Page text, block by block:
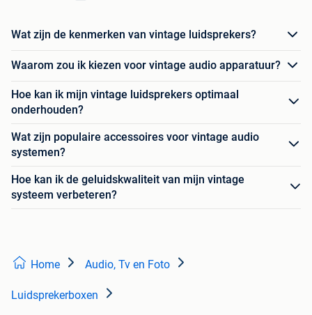
Wat zijn de kenmerken van vintage luidsprekers?
Waarom zou ik kiezen voor vintage audio apparatuur?
Hoe kan ik mijn vintage luidsprekers optimaal
onderhouden?
Wat zijn populaire accessoires voor vintage audio
systemen?
Hoe kan ik de geluidskwaliteit van mijn vintage
systeem verbeteren?
Home Audio, Tv en Foto
Luidsprekerboxen